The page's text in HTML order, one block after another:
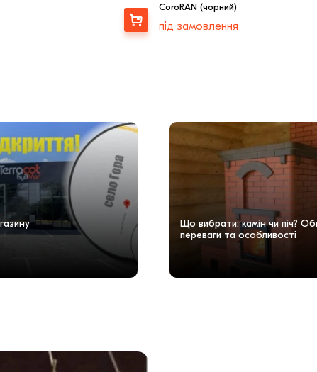
Вибрати
CoroRAN (чорний)
під замовлення
Що вибрати: камін чи піч?
переваги та особливості